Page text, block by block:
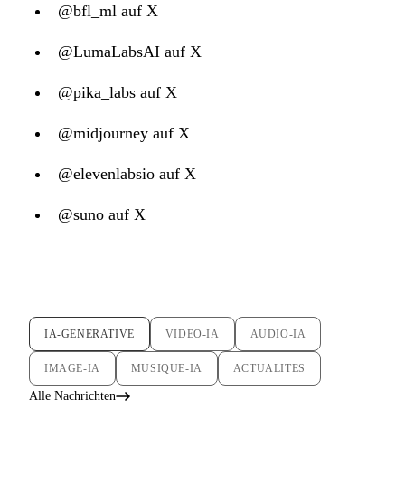
@bfl_ml auf X
@LumaLabsAI auf X
@pika_labs auf X
@midjourney auf X
@elevenlabsio auf X
@suno auf X
IA-GENERATIVE VIDEO-IA AUDIO-IA
IMAGE-IA MUSIQUE-IA ACTUALITES
Alle Nachrichten